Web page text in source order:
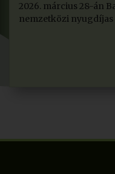
2026. március 28-án
nemzetközi